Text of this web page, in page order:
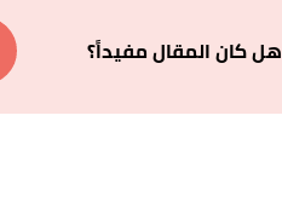
هل كان المقال مفيداً؟